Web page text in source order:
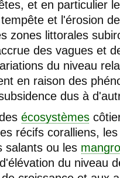
et en particulier
et l'érosion
zones littorales
des vagues et
du niveau
en raison des
dus à
écosystèmes
récifs coralliens,
salants ou les
du niveau